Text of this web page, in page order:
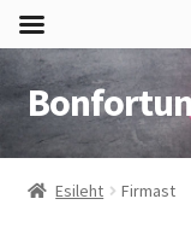
Liigu
navigeerimisele
Liigu
sisu
juurde
Esileht Firmast